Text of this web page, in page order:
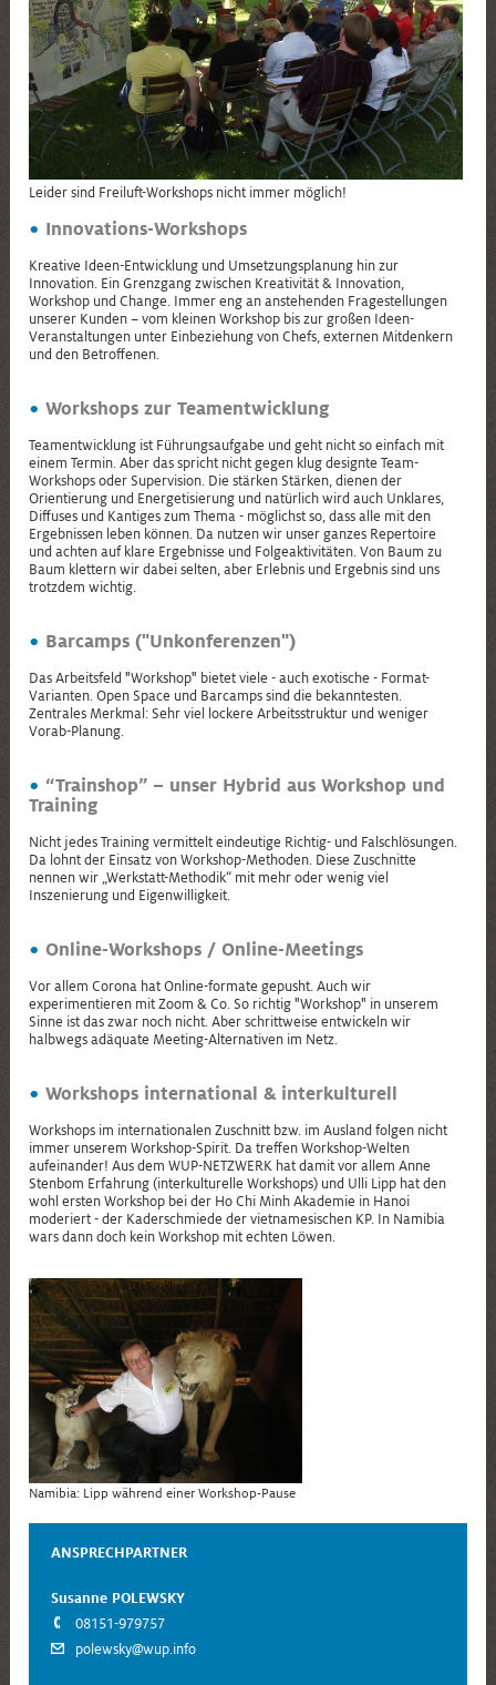
Leider sind Freiluft-Workshops nicht immer möglich!
Innovations-Workshops
Kreative Ideen-Entwicklung und Umsetzungsplanung hin zur
Innovation. Ein Grenzgang zwischen Kreativität & Innovation,
Workshop und Change. Immer eng an anstehenden Fragestellungen
unserer Kunden – vom kleinen Workshop bis zur großen Ideen-
Veranstaltungen unter Einbeziehung von Chefs, externen Mitdenkern
und den Betroffenen.
Workshops zur Teamentwicklung
Teamentwicklung ist Führungsaufgabe und geht nicht so einfach mit
einem Termin. Aber das spricht nicht gegen klug designte Team-
Workshops oder Supervision. Die stärken Stärken, dienen der
Orientierung und Energetisierung und natürlich wird auch Unklares,
Diffuses und Kantiges zum Thema - möglichst so, dass alle mit den
Ergebnissen leben können. Da nutzen wir unser ganzes Repertoire
und achten auf klare Ergebnisse und Folgeaktivitäten. Von Baum zu
Baum klettern wir dabei selten, aber Erlebnis und Ergebnis sind uns
trotzdem wichtig.
Barcamps ("Unkonferenzen")
Das Arbeitsfeld "Workshop" bietet viele - auch exotische - Format-
Varianten. Open Space und Barcamps sind die bekanntesten.
Zentrales Merkmal: Sehr viel lockere Arbeitsstruktur und weniger
Vorab-Planung.
“Trainshop” – unser Hybrid aus Workshop und
Training
Nicht jedes Training vermittelt eindeutige Richtig- und Falschlösungen.
Da lohnt der Einsatz von Workshop-Methoden. Diese Zuschnitte
nennen wir „Werkstatt-Methodik“ mit mehr oder wenig viel
Inszenierung und Eigenwilligkeit.
Online-Workshops / Online-Meetings
Vor allem Corona hat Online-formate gepusht. Auch wir
experimentieren mit Zoom & Co. So richtig "Workshop" in unserem
Sinne ist das zwar noch nicht. Aber schrittweise entwickeln wir
halbwegs adäquate Meeting-Alternativen im Netz.
Workshops international & interkulturell
Workshops im internationalen Zuschnitt bzw. im Ausland folgen nicht
immer unserem Workshop-Spirit. Da treffen Workshop-Welten
aufeinander! Aus dem WUP-NETZWERK hat damit vor allem Anne
Stenbom Erfahrung (interkulturelle Workshops) und Ulli Lipp hat den
wohl ersten Workshop bei der Ho Chi Minh Akademie in Hanoi
moderiert - der Kaderschmiede der vietnamesischen KP. In Namibia
wars dann doch kein Workshop mit echten Löwen.
Namibia: Lipp während einer Workshop-Pause
ANSPRECHPARTNER
Susanne POLEWSKY
08151-979757
polewsky@wup.info